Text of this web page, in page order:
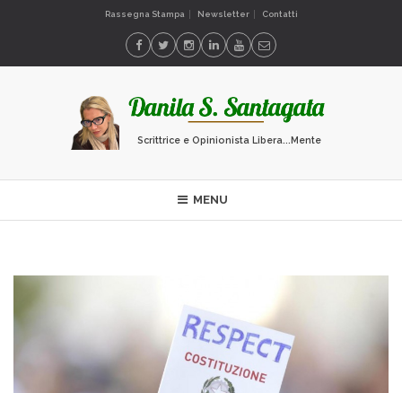
Rassegna Stampa Newsletter Contatti
Scrittrice e Opinionista Libera...Mente
MENU